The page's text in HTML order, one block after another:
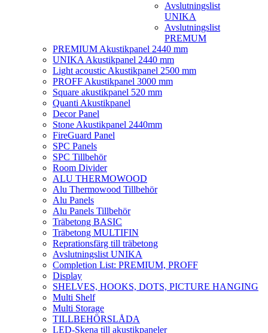
Avslutningslist
UNIKA
Avslutningslist
PREMUM
PREMIUM Akustikpanel 2440 mm
UNIKA Akustikpanel 2440 mm
Light acoustic Akustikpanel 2500 mm
PROFF Akustikpanel 3000 mm
Square akustikpanel 520 mm
Quanti Akustikpanel
Decor Panel
Stone Akustikpanel 2440mm
FireGuard Panel
SPC Panels
SPC Tillbehör
Room Divider
ALU THERMOWOOD
Alu Thermowood Tillbehör
Alu Panels
Alu Panels Tillbehör
Träbetong BASIC
Träbetong MULTIFIN
Reprationsfärg till träbetong
Avslutningslist UNIKA
Completion List: PREMIUM, PROFF
Display
SHELVES, HOOKS, DOTS, PICTURE HANGING
Multi Shelf
Multi Storage
TILLBEHÖRSLÅDA
LED-Skena till akustikpaneler